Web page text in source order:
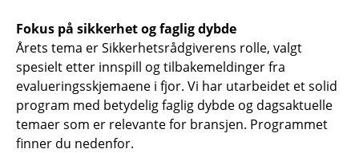
Fokus på sikkerhet og faglig dybde
Årets tema er Sikkerhetsrådgiverens rolle, valgt
spesielt etter innspill og tilbakemeldinger fra
evalueringsskjemaene i fjor. Vi har utarbeidet et solid
program med betydelig faglig dybde og dagsaktuelle
temaer som er relevante for bransjen. Programmet
finner du nedenfor.